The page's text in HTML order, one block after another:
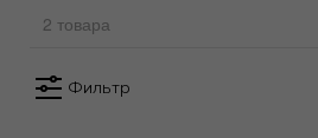
2 товара
Фильтр